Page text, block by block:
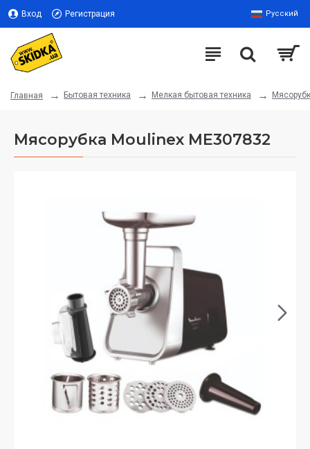
Вход Регистрация Русский
Главная Бытовая техника Мелкая бытовая техника
Мясорубка Moulinex ME307832